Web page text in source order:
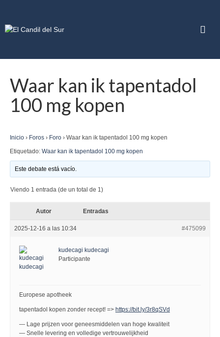
Waar kan ik tapentadol
100 mg kopen
Inicio › Foros › Foro › Waar kan ik tapentadol 100 mg kopen
Etiquetado: Waar kan ik tapentadol 100 mg kopen
Este debate está vacío.
Viendo 1 entrada (de un total de 1)
Autor Entradas
2025-12-16 a las 10:34 #475099
kudecagi kudecagi
Participante
Europese apotheek
tapentadol kopen zonder recept! => https://bit.ly/3r8qSVd
— Lage prijzen voor geneesmiddelen van hoge kwaliteit
— Snelle levering en volledige vertrouwelijkheid